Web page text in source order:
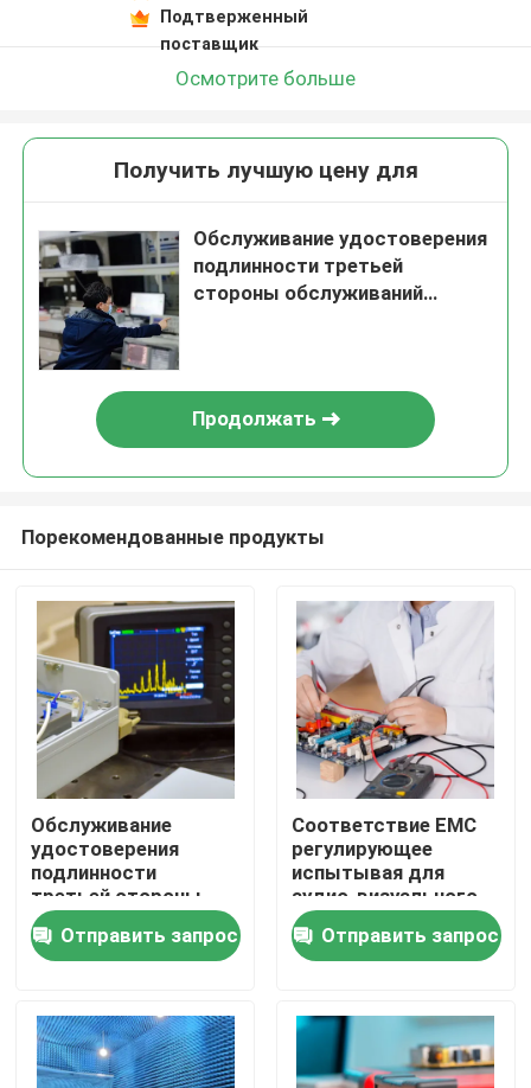
Дом
Обслуживание аттестации
Подтверженный
поставщик
Осмотрите больше
Получить лучшую цену для
Обслуживание удостоверения
подлинности третьей
стороны обслуживаний
Продолжать
Порекомендованные продукты
Обслуживание
удостоверения
подлинности
третьей стороны
центра
испытательной
лаборатории
бытовой техники
лаборатории
испытывая
Отправить запрос
Соответствие EMC
регулирующее
испытывая для
аудио-визуального
Refrigerating прибора
Отправить запрос